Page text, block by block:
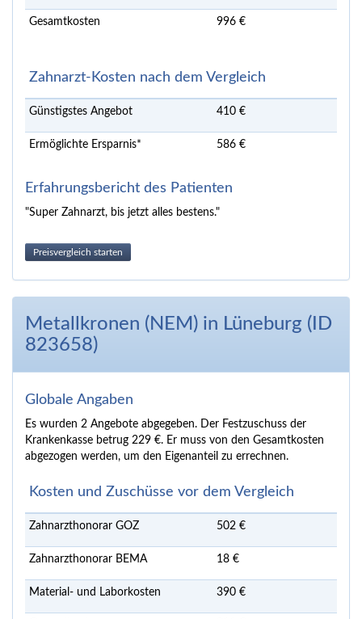
Gesamtkosten 996 €
Zahnarzt-Kosten nach dem Vergleich
Günstigstes Angebot 410 €
Ermöglichte Ersparnis* 586 €
Erfahrungsbericht des Patienten
"Super Zahnarzt, bis jetzt alles bestens."
Preisvergleich starten
Metallkronen (NEM) in Lüneburg (ID
823658)
Globale Angaben
Es wurden 2 Angebote abgegeben. Der Festzuschuss der
Krankenkasse betrug 229 €. Er muss von den Gesamtkosten
abgezogen werden, um den Eigenanteil zu errechnen.
Kosten und Zuschüsse vor dem Vergleich
Zahnarzthonorar GOZ 502 €
Zahnarzthonorar BEMA 18 €
Material- und Laborkosten 390 €